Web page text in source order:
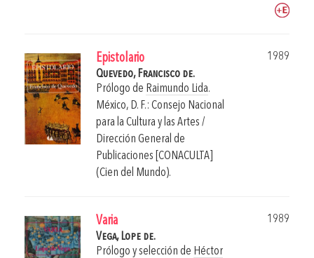
Epistolario
1989
Quevedo, Francisco de.
Prólogo de Raimundo Lida.
México, D. F.: Consejo Nacional
para la Cultura y las Artes /
Dirección General de
Publicaciones [CONACULTA]
(Cien del Mundo).
Varia
1989
Vega, Lope de.
Prólogo y selección de Héctor